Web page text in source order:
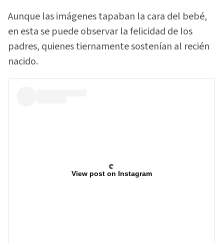
Aunque las imágenes tapaban la cara del bebé,
en esta se puede observar la felicidad de los
padres, quienes tiernamente sostenían al recién
nacido.
View post on Instagram